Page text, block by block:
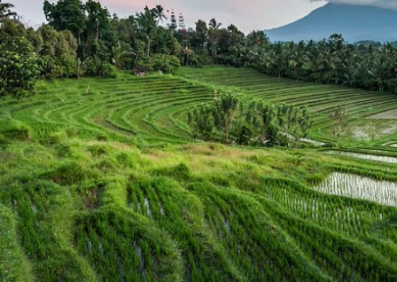
RandonnéeJava
91% de satisfaction(78 avis)